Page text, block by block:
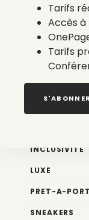
DATA
MADE IN
INCLUSIVITÉ
LUXE
PRET-A-
SNEAKERS
Tarifs
Accès à
Tarifs
S'ABONNER